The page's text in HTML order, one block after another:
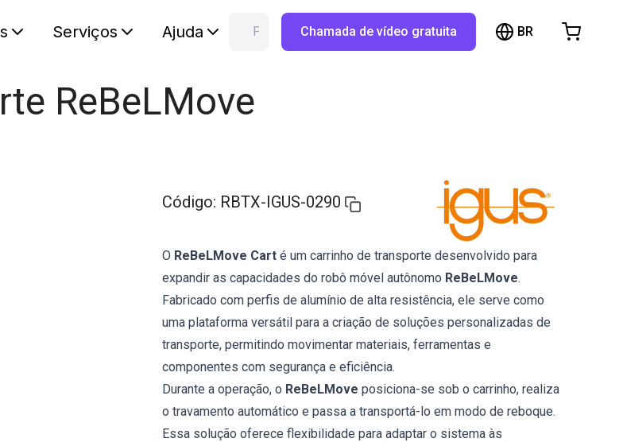
Serviços Ajuda Chamada de vídeo gratuita BR
ReBeLMove
Código: RBTX-IGUS-0290
O ReBeLMove Cart é um carrinho de transporte desenvolvido para
expandir as capacidades do robô móvel autônomo ReBeLMove.
Fabricado com perfis de alumínio de alta resistência, ele serve como
uma plataforma versátil para a criação de soluções personalizadas de
transporte, permitindo movimentar materiais, ferramentas e
componentes com segurança e eficiência.
Durante a operação, o ReBeLMove posiciona-se sob o carrinho, realiza
o travamento automático e passa a transportá-lo em modo de reboque.
Essa solução oferece flexibilidade para adaptar o sistema às
Carrinho de compras